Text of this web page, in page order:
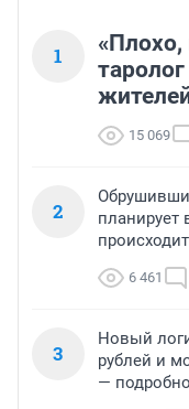
1
«Плохо,
15 069
2
планирует
6 461
3
Новый
рублей и
—